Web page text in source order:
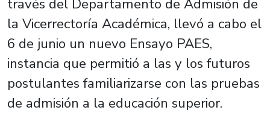
través del Departamento de Admisión de
la Vicerrectoría Académica, llevó a cabo el
6 de junio un nuevo Ensayo PAES,
instancia que permitió a las y los futuros
postulantes familiarizarse con las pruebas
de admisión a la educación superior.